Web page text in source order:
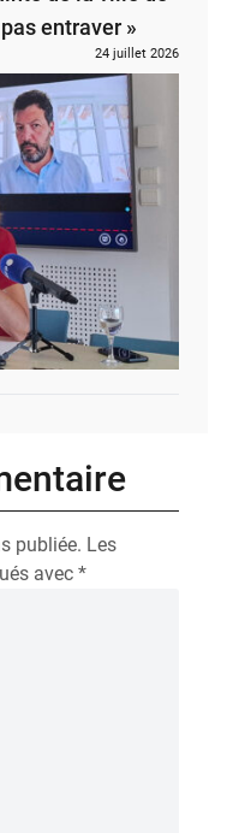
entraver »
24 juillet 2026
publiée. Les
avec *